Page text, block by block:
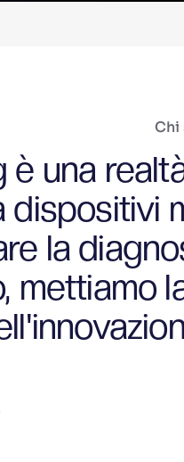
Chi
è una
dispositivi
la
mettiamo